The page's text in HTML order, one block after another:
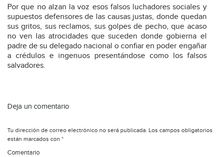
Por que no alzan la voz esos falsos luchadores sociales y
supuestos defensores de las causas justas, donde quedan
sus gritos, sus reclamos, sus golpes de pecho, que acaso
no ven las atrocidades que suceden donde gobierna el
padre de su delegado nacional o confiar en poder engañar
a crédulos e ingenuos presentándose como los falsos
salvadores.
Deja un comentario
Tu dirección de correo electrónico no será publicada. Los campos obligatorios
están marcados con *
Comentario